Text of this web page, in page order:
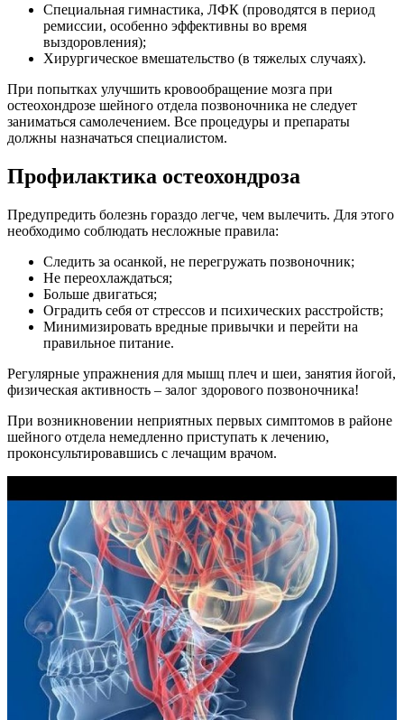
Специальная гимнастика, ЛФК (проводятся в период
ремиссии, особенно эффективны во время
выздоровления);
Хирургическое вмешательство (в тяжелых случаях).
При попытках улучшить кровообращение мозга при
остеохондрозе шейного отдела позвоночника не следует
заниматься самолечением. Все процедуры и препараты
должны назначаться специалистом.
Профилактика остеохондроза
Предупредить болезнь гораздо легче, чем вылечить. Для этого
необходимо соблюдать несложные правила:
Следить за осанкой, не перегружать позвоночник;
Не переохлаждаться;
Больше двигаться;
Оградить себя от стрессов и психических расстройств;
Минимизировать вредные привычки и перейти на
правильное питание.
Регулярные упражнения для мышц плеч и шеи, занятия йогой,
физическая активность – залог здорового позвоночника!
При возникновении неприятных первых симптомов в районе
шейного отдела немедленно приступать к лечению,
проконсультировавшись с лечащим врачом.